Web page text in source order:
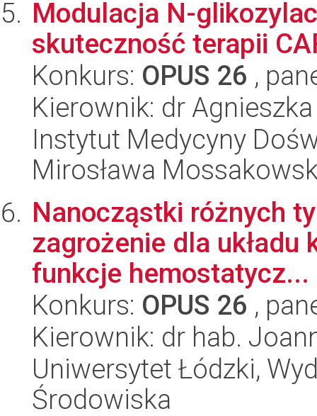
Modulacja N-
skuteczność terapii
Konkurs: OPUS 26 ,
Kierownik: dr
Instytut Medycyny
Mirosława
Nanocząstki różnych
zagrożenie dla układu
funkcje hemostatycz...
Konkurs: OPUS 26 ,
Kierownik: dr hab.
Uniwersytet Łódzki,
Środowiska